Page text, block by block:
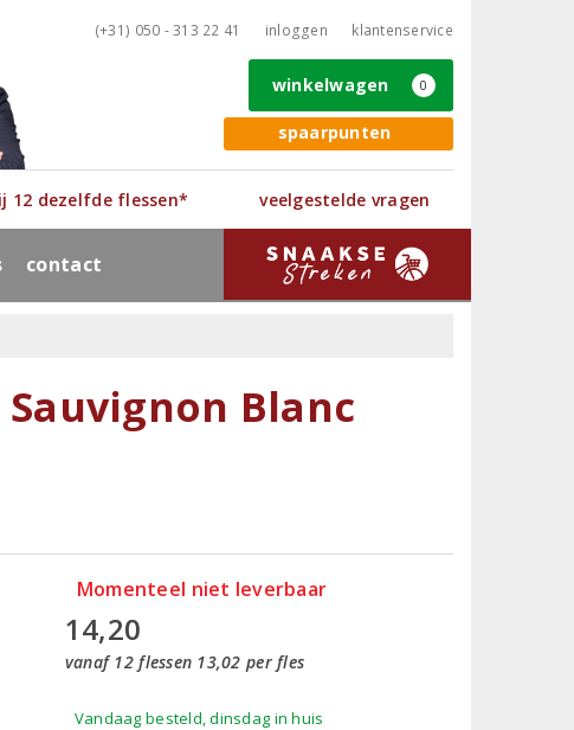
(+31) 050 - 313 22 41 inloggen klantenservice
spaarpunten
winkelwagen 0
12 dezelfde flessen* veelgestelde vragen
contact
Blanc
Momenteel niet leverbaar
14,20
vanaf 12 flessen 13,02 per fles
Vandaag besteld, dinsdag in huis